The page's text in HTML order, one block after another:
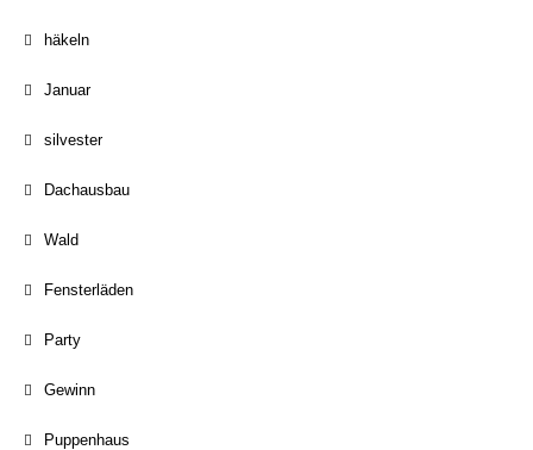
häkeln
Januar
silvester
Dachausbau
Wald
Fensterläden
Party
Gewinn
Puppenhaus